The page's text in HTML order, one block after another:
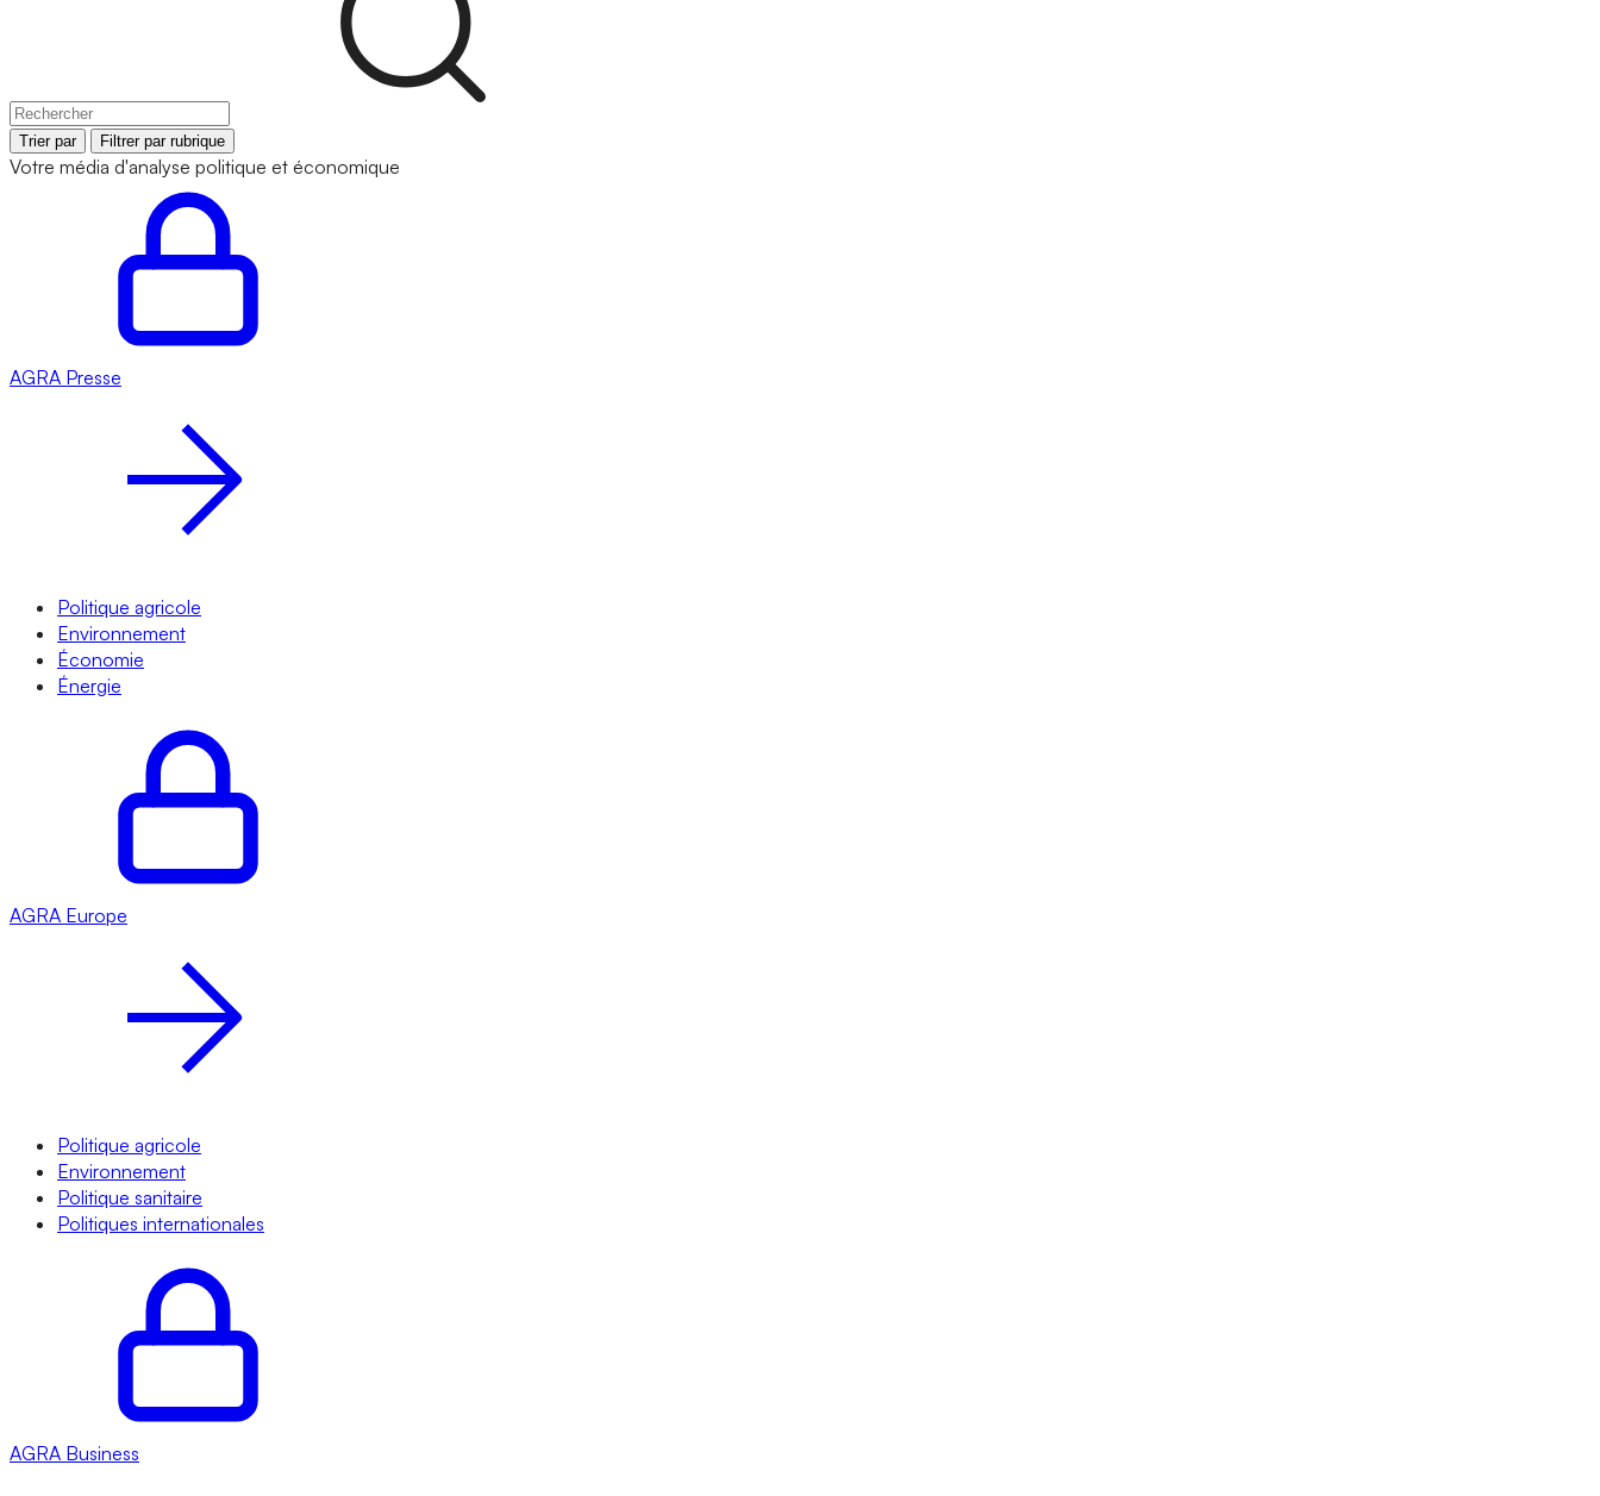
Trier par Filtrer par rubrique
Votre média d'analyse politique et économique
AGRA Presse
Politique agricole
Environnement
Économie
Énergie
AGRA Europe
Politique agricole
Environnement
Politique sanitaire
Politiques internationales
AGRA Business